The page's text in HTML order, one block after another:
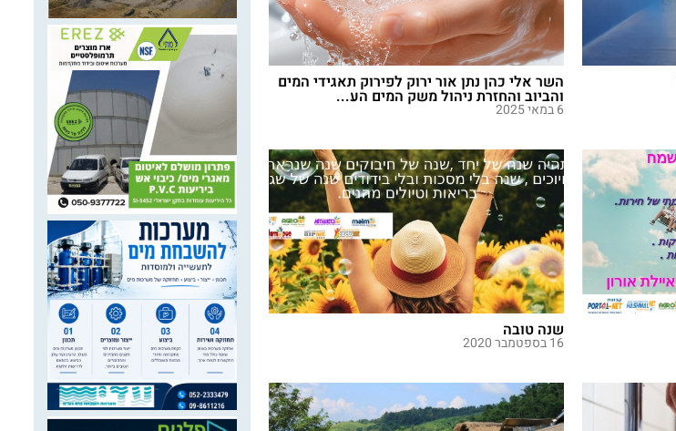
השר אלי כהן נתן אור ירוק לפירוק תאגידי המים
והביוב והחזרת ניהול משק המים הע...
6 במאי 2025
שנה טובה
16 בספטמבר 2020